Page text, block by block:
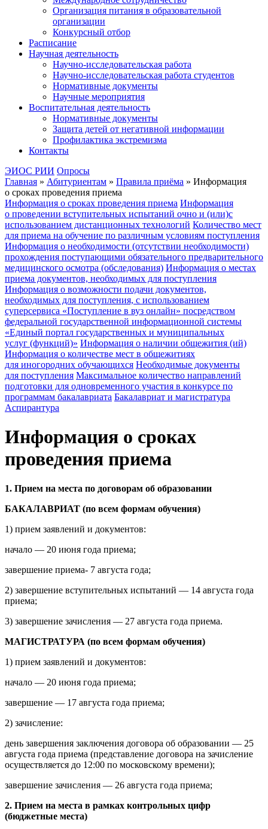
Организация питания в образовательной
организации
Конкурсный отбор
Расписание
Научная деятельность
Научно-исследовательская работа
Научно-исследовательская работа студентов
Нормативные документы
Научные мероприятия
Воспитательная деятельность
Нормативные документы
Защита детей от негативной информации
Профилактика экстремизма
Контакты
ЭИОС РИИ Опросы
Главная » Абитуриентам » Правила приёма » Информация
о сроках проведения приема
Информация о сроках проведения приема Информация
о проведении вступительных испытаний очно и (или)с
использованием дистанционных технологий Количество мест
для приема на обучение по различным условиям поступления
Информация о необходимости (отсутствии необходимости)
прохождения поступающими обязательного предварительного
медицинского осмотра (обследования) Информация о местах
приема документов, необходимых для поступления
Информация о возможности подачи документов,
необходимых для поступления, с использованием
суперсервиса «Поступление в вуз онлайн» посредством
федеральной государственной информационной системы
«Единый портал государственных и муниципальных
услуг (функций)» Информация о наличии общежития (ий)
Информация о количестве мест в общежитиях
для иногородних обучающихся Необходимые документы
для поступления Максимальное количество направлений
подготовки для одновременного участия в конкурсе по
программам бакалавриата Бакалавриат и магистратура
Аспирантура
Информация о сроках
проведения приема
1. Прием на места по договорам об образовании
БАКАЛАВРИАТ (по всем формам обучения)
1) прием заявлений и документов:
начало — 20 июня года приема;
завершение приема- 7 августа года;
2) завершение вступительных испытаний — 14 августа года
приема;
3) завершение зачисления — 27 августа года приема.
МАГИСТРАТУРА (по всем формам обучения)
1) прием заявлений и документов:
начало — 20 июня года приема;
завершение — 17 августа года приема;
2) зачисление:
день завершения заключения договора об образовании — 25
августа года приема (представление договора на зачисление
осуществляется до 12:00 по московскому времени);
завершение зачисления — 26 августа года приема;
2. Прием на места в рамках контрольных цифр
(бюджетные места)